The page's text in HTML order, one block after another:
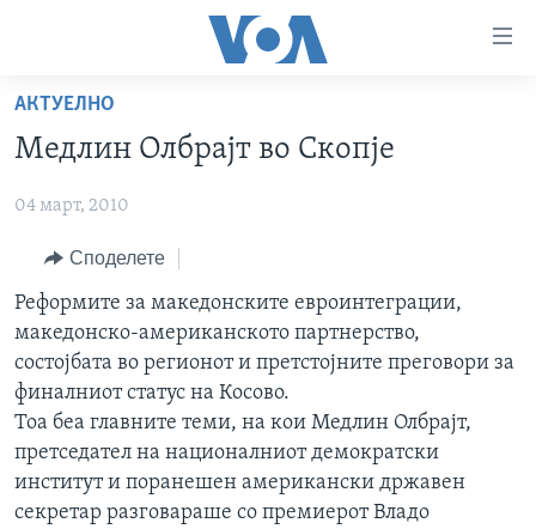
пристапност
Премини
на
главната
Премини
страната
за
навигација
Пребарувај
РУБРИКИ
САД
МАКЕДОНИЈА
СВЕТ
ЕКОНОМИЈА
ПОЛИТИКА
ЗДРАВЈЕ
УМЕТНОСТ И ЗАБАВА
ФОТОГАЛЕРИИ
ДОКУМЕНТАРЦИ
АРХИВИРАНА ПРОГРАМА
NEWSFLASH - АРХИВА
ВЕСТИ ОД САД ВО МИНУТА - АРХИВА
ИЗБОРИ ВО САД 2020 - АРХИВА
ЗА НАС
Learning English
НАКУСО...
АКТУЕЛНО
Медлин Олбрајт во Скопје
04 март, 2010
Споделете
Реформите за македонските евроинтеграции,
македонско-американското партнерство,
состојбата во регионот и претстојните преговори за
финалниот статус на Косово.
Тоа беа главните теми, на кои Медлин Олбрајт,
претседател на националниот демократски
институт и поранешен американски државен
секретар разговараше со премиерот Владо